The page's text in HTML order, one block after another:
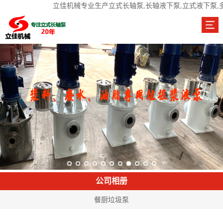
立佳机械专业生产立式长轴泵,长轴液下泵,立式液下
公司相册
餐厨垃圾泵